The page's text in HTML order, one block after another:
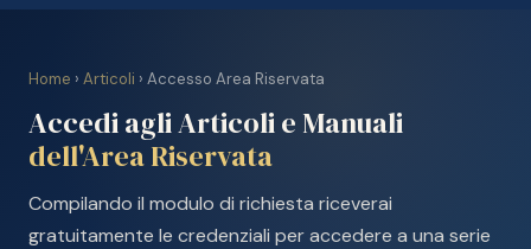
Home › Articoli › Accesso Area Riservata
Accedi agli Articoli e Manuali
dell'Area Riservata
Compilando il modulo di richiesta riceverai
gratuitamente le credenziali per accedere a una serie